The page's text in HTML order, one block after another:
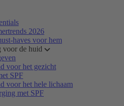
2026
haves voor hem
voor de huid
voor het gezicht
SPF
voor het hele lichaam
met SPF